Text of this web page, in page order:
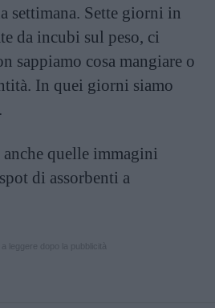
settimana. Sette giorni in
da incubi sul peso, ci
sappiamo cosa mangiare o
In quei giorni siamo
quelle immagini
di assorbenti a